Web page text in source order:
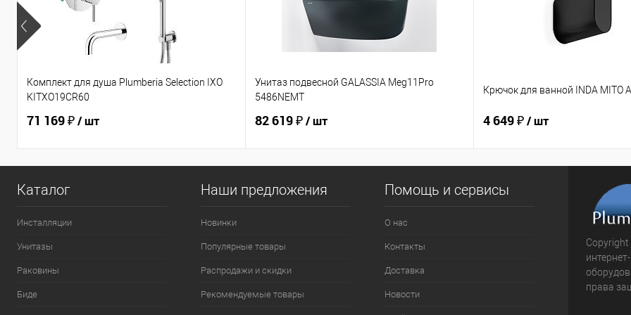
Комплект для душа Plumberia Selection IXO
KITXO19CR60
71 169 ₽/ шт
Унитаз подвесной GALASSIA Meg11Pro
5486NEMT
82 619 ₽/ шт
Крючок для ванной INDA MITO
4 649 ₽/ шт
Каталог
Инсталляции
Унитазы
Раковины
Биде
Наши предложения
Новинки
Популярные товары
Распродажи и скидки
Рекомендуемые товары
Помощь и сервисы
О нас
Контакты
Доставка
Новости
права